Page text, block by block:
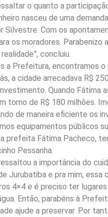
o quanto a
nasceu de uma
Silvestre. Com os
os moradores.
concluiu.
a Prefeitura, encontramos
a cidade arrecadava R$
Quando Fátima
torno de R$ 180 milhões.
de maneira eficiente os
equipamentos públicos
prefeita Fátima Pacheco,
Pessanha.
a importância do
Jurubatiba e pra mim,
4×4 e é preciso ter
Então, parabéns à
ajude a preservar. Por